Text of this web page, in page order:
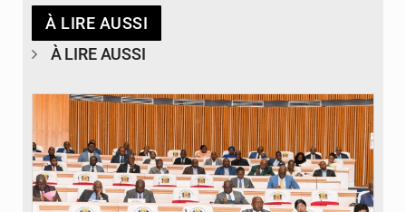
À LIRE AUSSI
À LIRE AUSSI